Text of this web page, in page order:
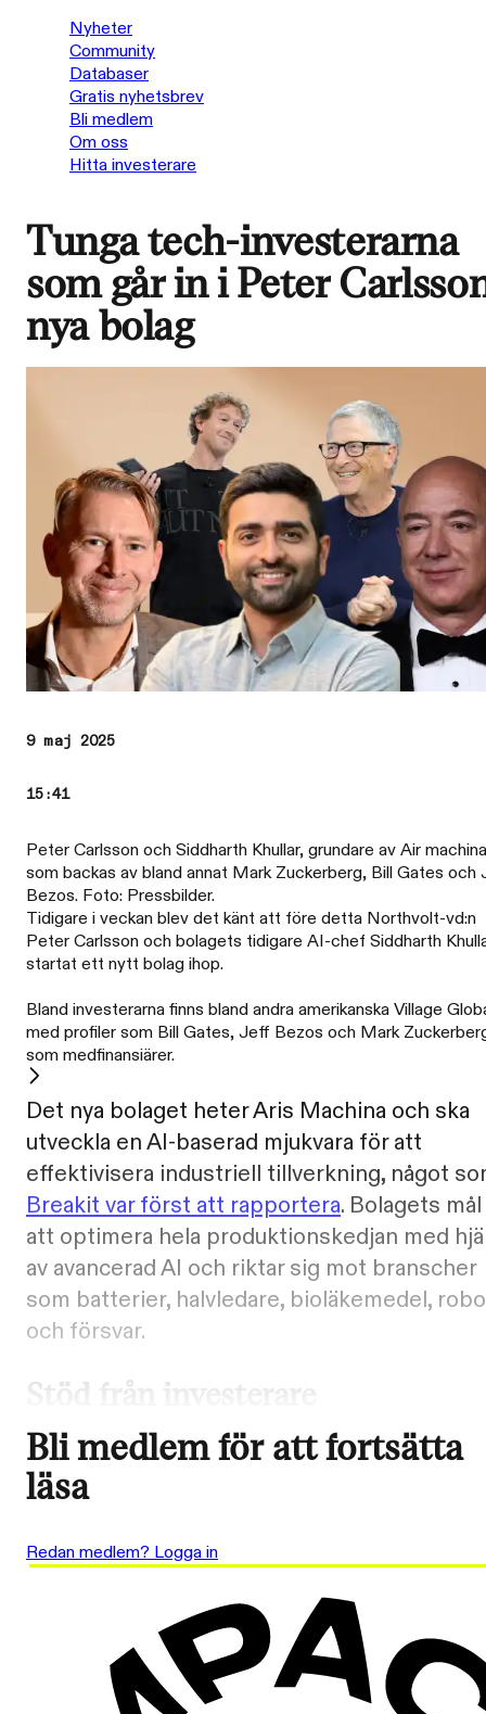
Nyheter
Community
Databaser
Gratis nyhetsbrev
Bli medlem
Om oss
Hitta investerare
Tunga tech-investerarna
som går in i Peter
nya bolag
9 maj 2025
15:41
Peter Carlsson och Siddharth Khullar, grundare av Air machina
som backas av bland annat Mark Zuckerberg, Bill Gates och
Bezos. Foto: Pressbilder.
Tidigare i veckan blev det känt att före detta Northvolt-vd:n
Peter Carlsson och bolagets tidigare AI-chef Siddharth
startat ett nytt bolag ihop.
Bland investerarna finns bland andra amerikanska Village
med profiler som Bill Gates, Jeff Bezos och Mark
som medfinansiärer.
Det nya bolaget heter Aris Machina och ska
utveckla en AI-baserad mjukvara för att
effektivisera industriell tillverkning, något
Breakit var först att rapportera. Bolagets mål
att optimera hela produktionskedjan med
av avancerad AI och riktar sig mot branscher
som batterier, halvledare, bioläkemedel,
och försvar.
Stöd från investerare
Bli medlem för att fortsätta
läsa
Redan medlem? Logga in